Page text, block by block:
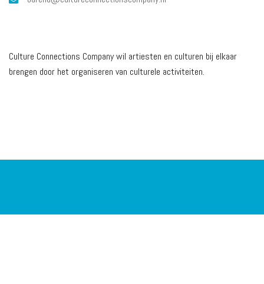
Culture Connections Company wil artiesten en culturen bij elkaar
brengen door het organiseren van culturele activiteiten.